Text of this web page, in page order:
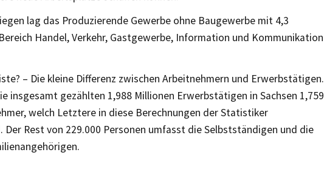
lag das Produzierende Gewerbe ohne Baugewerbe mit 4,3
Handel, Verkehr, Gastgewerbe, Information und Kommunikation
– Die kleine Differenz zwischen Arbeitnehmern und Erwerbstätigen.
insgesamt gezählten 1,988 Millionen Erwerbstätigen in Sachsen 1,759
welch Letztere in diese Berechnungen der Statistiker
Der Rest von 229.000 Personen umfasst die Selbstständigen und die